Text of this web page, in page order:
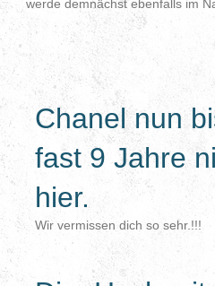
werde demnächst ebenfalls im
Chanel nun
fast 9 Jahre
hier.
Wir vermissen dich so sehr.!!!